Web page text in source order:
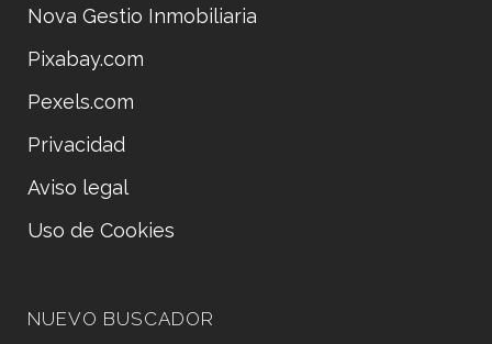
Nova Gestio Inmobiliaria
Pixabay.com
Pexels.com
Privacidad
Aviso legal
Uso de Cookies
NUEVO BUSCADOR